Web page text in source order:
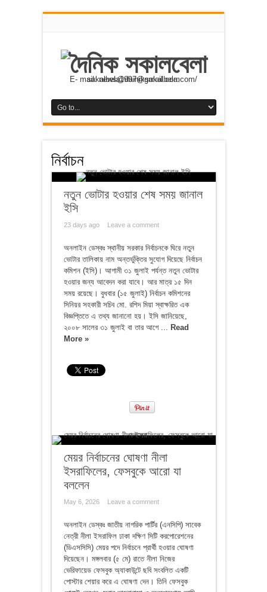
E- mail: news@dainiksakalbela.com/ sakalbela1997@gmail.com
নির্বাচন
নতুন ভোটার হওয়ার শেষ সময় জানাল
ইসি
23 days ago Leave a comment
অনলাইন ডেস্কঃ স্থানীয় সরকার নির্বাচনকে ঘিরে নতুন
ভোটার তালিকায় নাম অন্তর্ভুক্তির সুযোগ দিয়েছে নির্বাচন
কমিশন (ইসি)। আগামী ৩১ জুলাই পর্যন্ত নতুন ভোটার
হওয়ার জন্য আবেদন করা যাবে। আর মাত্র ১৫ দিন
সময় রয়েছে। বুধবার (১৫ জুলাই) নির্বাচন কমিশনের
সিনিয়র সহকারী সচিব মো. রশিদ মিয়া স্বাক্ষরিত এক
বিজ্ঞপ্তিতে এ তথ্য জানানো হয়। ইসি জানিয়েছে,
২০০৮ সালের ৩১ জুলাই বা তার আগে ... Read
More »
মেয়র নির্বাচনের ঘোষণা নীলা
ইসরাফিলের, ফেসবুকে আরো যা
বললেন
May 6, 2026 Leave a comment
অনলাইন ডেস্কঃ জাতীয় নাগরিক পার্টির (এনসিপি) সাবেক
নেত্রী নীলা ইসরাফিল ঢাকা দক্ষিণ সিটি করপোরেশনের
(ডিএসসিসি) মেয়র পদে নির্বাচনে প্রার্থী হওয়ার ঘোষণা
দিয়েছেন। মঙ্গলবার (৫ মে) রাতে নীলা নিজের
ভেরিফায়েড ফেসবুক অ্যাকাউন্টে ছবি সংবলিত একটি
পোস্টার শেয়ার করে এ ঘোষণা দেন। তিনি ফেসবুক